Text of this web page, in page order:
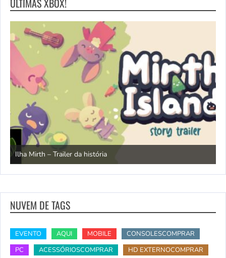
Ilha Mirth – Trailer da história
NUVEM DE TAGS
EVENTO AQUI MOBILE
CONSOLESCOMPRAR
PC
ACESSÓRIOSCOMPRAR
HD EXTERNOCOMPRAR